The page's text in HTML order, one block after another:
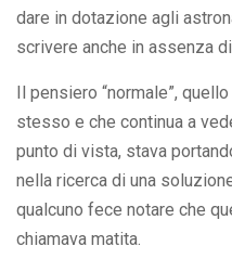
dare in dotazione agli
scrivere anche in assenza
Il pensiero “normale”,
stesso e che continua a
punto di vista, stava
nella ricerca di una
qualcuno fece notare che
chiamava matita.